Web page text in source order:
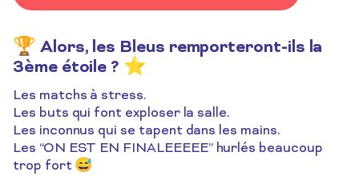
🏆 Alors, les Bleus remporteront-ils la
3ème étoile ? ⭐
Les matchs à stress.
Les buts qui font exploser la salle.
Les inconnus qui se tapent dans les mains.
Les “ON EST EN FINALEEEEE” hurlés beaucoup
trop fort 😅